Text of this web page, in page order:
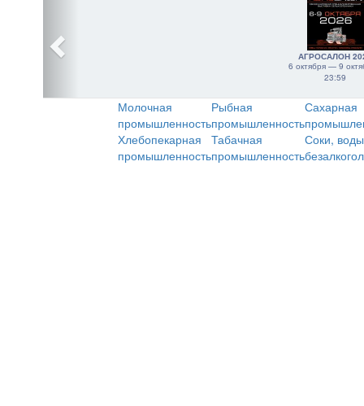
АГРОСАЛОН
6 октября — 9
23:59
Молочная
промышленность
Рыбная
промышленность
Сахарная
Хлебопекарная
промышленность
Табачная
промышленность
Соки,